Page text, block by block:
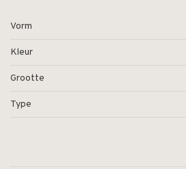
Vorm
Kleur
Grootte
Type